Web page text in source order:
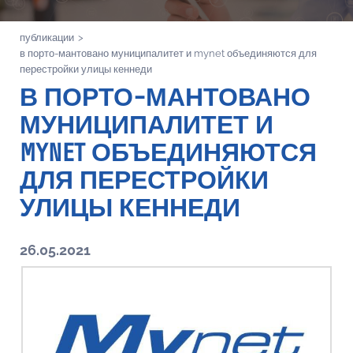
СЕТЬ
УСЛУГИ
MYNET
ИСТОРИЯ
КОММУНИКАЦИЯ
КОНТАКТЫ
публикации >
в порто-мантовано муниципалитет и mynet объединяются для
перестройки улицы кеннеди
В ПОРТО-МАНТОВАНО
МУНИЦИПАЛИТЕТ И
MYNET ОБЪЕДИНЯЮТСЯ
ДЛЯ ПЕРЕСТРОЙКИ
УЛИЦЫ КЕННЕДИ
26.05.2021